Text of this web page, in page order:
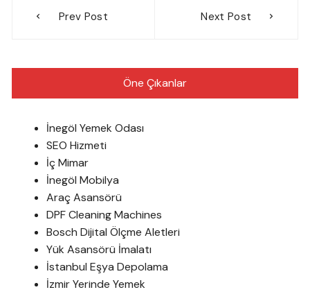
gezinmesi
Prev Post Next Post
Öne Çıkanlar
İnegöl Yemek Odası
SEO Hizmeti
İç Mimar
İnegöl Mobilya
Araç Asansörü
DPF Cleaning Machines
Bosch Dijital Ölçme Aletleri
Yük Asansörü İmalatı
İstanbul Eşya Depolama
İzmir Yerinde Yemek